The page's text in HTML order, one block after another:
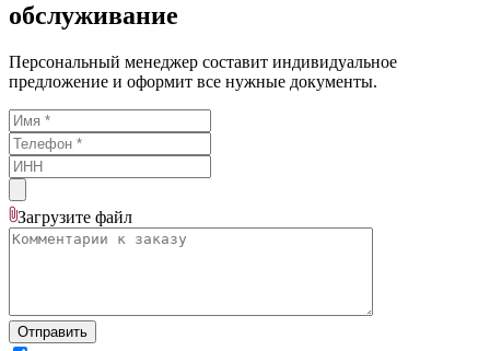
обслуживание
Персональный менеджер составит индивидуальное
предложение и оформит все нужные документы.
Загрузите файл
Отправить